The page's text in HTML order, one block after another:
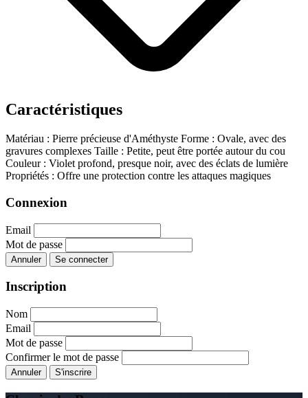
Caractéristiques
Matériau : Pierre précieuse d'Améthyste Forme : Ovale, avec des
gravures complexes Taille : Petite, peut être portée autour du cou
Couleur : Violet profond, presque noir, avec des éclats de lumière
Propriétés : Offre une protection contre les attaques magiques
Connexion
Email
Mot de passe
Annuler Se connecter
Inscription
Nom
Email
Mot de passe
Confirmer le mot de passe
Annuler S'inscrire